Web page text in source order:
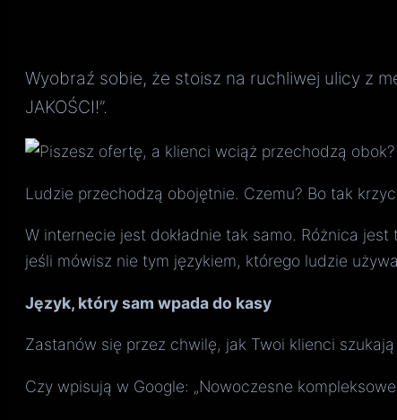
Wyobraź sobie, że stoisz na ruchliwej ulicy z
JAKOŚCI!”.
Ludzie przechodzą obojętnie. Czemu? Bo tak
W internecie jest dokładnie tak samo. Różnica
jeśli mówisz nie tym językiem, którego ludzie
Język, który sam wpada do kasy
Zastanów się przez chwilę, jak Twoi klienci
Czy wpisują w Google: „Nowoczesne